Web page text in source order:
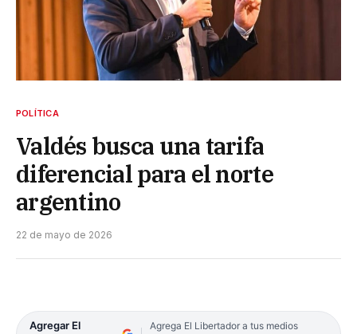
POLÍTICA
Valdés busca una tarifa
diferencial para el norte
argentino
22 de mayo de 2026
Agregar El
Agrega El Libertador a tus medios